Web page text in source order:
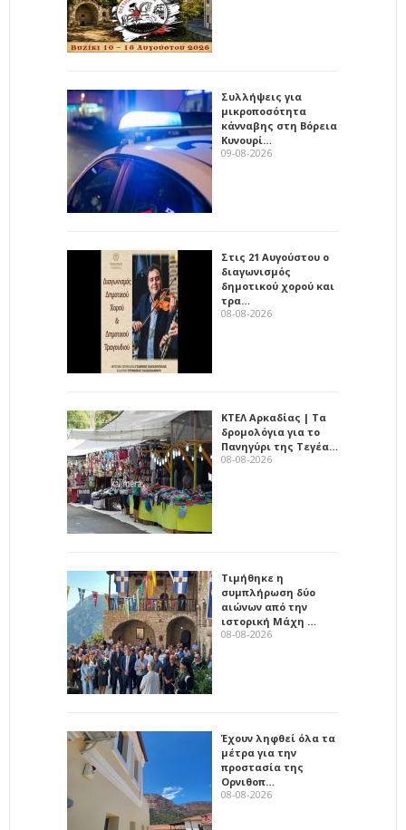
Συλλήψεις για
μικροποσότητα
κάνναβης στη Βόρεια
Κυνουρί…
09-08-2026
Στις 21 Αυγούστου ο
διαγωνισμός
δημοτικού χορού και
τρα…
08-08-2026
ΚΤΕΛ Αρκαδίας | Τα
δρομολόγια για το
Πανηγύρι της Τεγέα…
08-08-2026
Τιμήθηκε η
συμπλήρωση δύο
αιώνων από την
ιστορική Μάχη …
08-08-2026
Έχουν ληφθεί όλα τα
μέτρα για την
προστασία της
Ορνιθοπ…
08-08-2026